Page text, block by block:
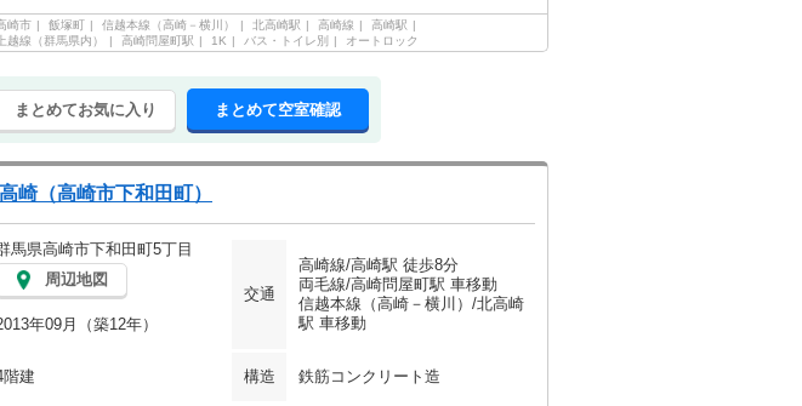
崎市 飯塚町 信越本線（高崎－横川） 北高崎駅 高崎線
高崎駅
上越線（群馬県内）
高崎問屋町駅 1K バス・トイレ別 オートロック
まとめてお気に入り まとめて空室確認
崎（高崎市下和田町）
馬県高崎市下和田町5丁目
周辺地図
交通
高崎線/高崎駅 徒歩8分
両毛線/高崎問屋町駅 車移動
信越本線（高崎－横川）/北高崎
駅 車移動
年09月（築12年）
階建 構造 鉄筋コンクリート造